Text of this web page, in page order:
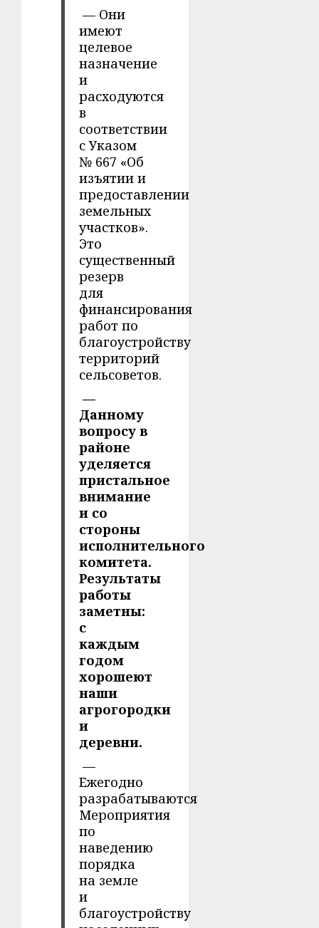
— Они
имеют
целевое
назначение
и
расходуются
в
соответствии
с Указом
№ 667 «Об
изъятии и
предоставлении
земельных
участков».
Это
существенный
резерв
для
финансирования
работ по
благоустройству
территорий
сельсоветов.
—
Данному
вопросу в
районе
уделяется
пристальное
внимание
и со
стороны
исполнительного
комитета.
Результаты
работы
заметны:
с
каждым
годом
хорошеют
наши
агрогородки
и
деревни.
—
Ежегодно
разрабатываются
Мероприятия
по
наведению
порядка
на земле
и
благоустройству